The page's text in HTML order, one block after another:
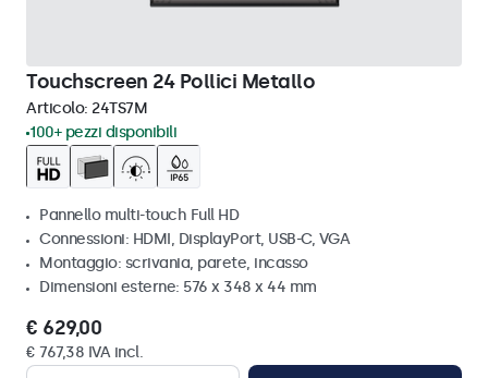
Touchscreen 24 Pollici Metallo
Articolo: 24TS7M
100+ pezzi disponibili
Pannello multi-touch Full HD
Connessioni: HDMI, DisplayPort, USB-C, VGA
Montaggio: scrivania, parete, incasso
Dimensioni esterne: 576 x 348 x 44 mm
€ 629,00
€ 767,38 IVA incl.